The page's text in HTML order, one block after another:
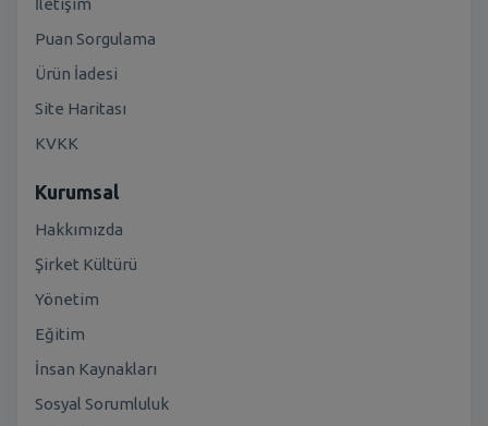
İletişim
Puan Sorgulama
Ürün İadesi
Site Haritası
KVKK
Kurumsal
Hakkımızda
Şirket Kültürü
Yönetim
Eğitim
İnsan Kaynakları
Sosyal Sorumluluk